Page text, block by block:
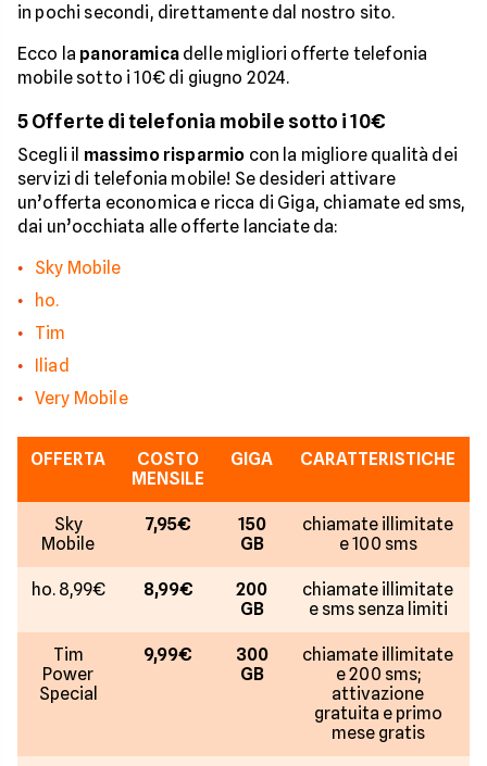
in pochi secondi, direttamente dal nostro sito.
Ecco la panoramicadelle migliori offerte telefonia
mobile sotto i 10€ di giugno 2024.
5 Offerte di telefonia mobile sotto i 10€
Scegli il massimo risparmio con la migliore qualità dei
servizi di telefonia mobile! Se desideri attivare
un’offerta economica e ricca di Giga, chiamate ed sms,
dai un’occhiata alle offerte lanciate da:
Sky Mobile
ho.
Tim
Iliad
Very Mobile
OFFERTA
COSTO
MENSILE
GIGA CARATTERISTICHE
Sky
Mobile
7,95€
150
GB
chiamate illimitate
e 100 sms
ho. 8,99€ 8,99€
200
GB
chiamate illimitate
e sms senza limiti
Tim
Power
Special
9,99€
300
GB
chiamate illimitate
e 200 sms;
attivazione
gratuita e primo
mese gratis